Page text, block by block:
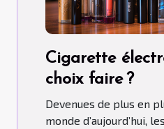
Cigarette
choix faire ?
Devenues de plus en
monde d’aujourd’hui,